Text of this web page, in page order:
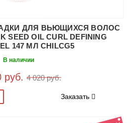
ДЛЯ ВЬЮЩИХСЯ ВОЛОС
SEED OIL CURL DEFINING
147 МЛ CHILCG5
В наличии
руб. 4 020 руб.
Заказать